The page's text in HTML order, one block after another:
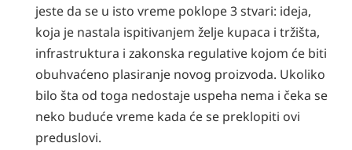
jeste da se u isto vreme poklope 3 stvari: ideja,
koja je nastala ispitivanjem želje kupaca i tržišta,
infrastruktura i zakonska regulative kojom će biti
obuhvaćeno plasiranje novog proizvoda. Ukoliko
bilo šta od toga nedostaje uspeha nema i čeka se
neko buduće vreme kada će se preklopiti ovi
preduslovi.